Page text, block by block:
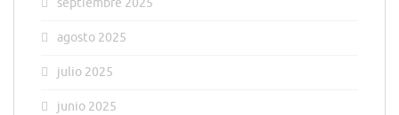
septiembre 2025
agosto 2025
julio 2025
junio 2025